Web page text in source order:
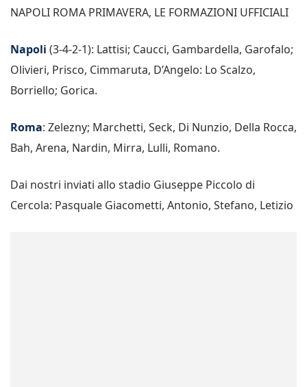
NAPOLI ROMA PRIMAVERA, LE FORMAZIONI UFFICIALI
Napoli (3-4-2-1): Lattisi; Caucci, Gambardella, Garofalo;
Olivieri, Prisco, Cimmaruta, D’Angelo: Lo Scalzo,
Borriello; Gorica.
Roma: Zelezny; Marchetti, Seck, Di Nunzio, Della Rocca,
Bah, Arena, Nardin, Mirra, Lulli, Romano.
Dai nostri inviati allo stadio Giuseppe Piccolo di
Cercola: Pasquale Giacometti, Antonio, Stefano, Letizio